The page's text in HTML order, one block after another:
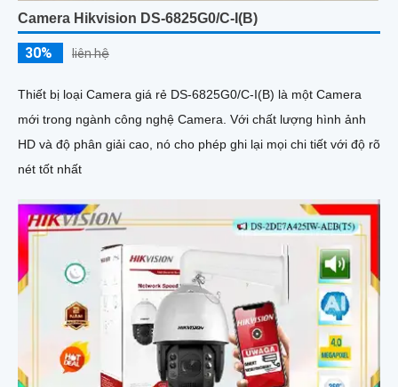
Camera Hikvision DS-6825G0/C-I(B)
30% liên hệ
Thiết bị loại Camera giá rẻ DS-6825G0/C-I(B) là một Camera
mới trong ngành công nghệ Camera. Với chất lượng hình ảnh
HD và độ phân giải cao, nó cho phép ghi lại mọi chi tiết với độ rõ
nét tốt nhất